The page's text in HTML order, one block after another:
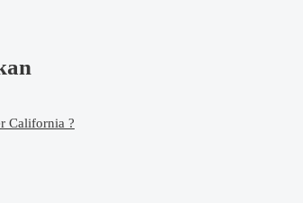
California ?